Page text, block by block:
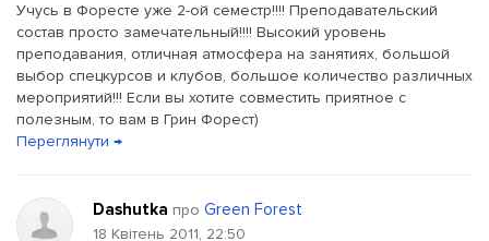
Учусь в Форесте уже 2-ой семестр!!!! Преподавательский
состав просто замечательный!!!! Высокий уровень
преподавания, отличная атмосфера на занятиях, большой
выбор спецкурсов и клубов, большое количество различных
мероприятий!!! Если вы хотите совместить приятное с
полезным, то вам в Грин Форест)
Переглянути →
Dashutka про Green Forest
18 Квітень 2011, 22:50